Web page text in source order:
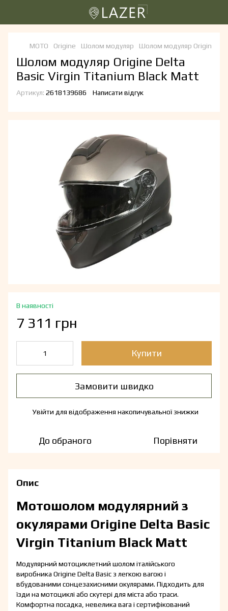
МОТО Origine Шолом модуляр Шолом модуляр Origin
Шолом модуляр Origine Delta
Basic Virgin Titanium Black Matt
Артикул: 2618139686 Написати відгук
В наявності
7 311 грн
Купити
Замовити швидко
Увійти для відображення накопичувальної знижки
До обраного Порівняти
Опис
Мотошолом модулярний з
окулярами Origine Delta Basic
Virgin Titanium Black Matt
Модулярний мотоциклетний шолом італійського
виробника Origine Delta Basic з легкою вагою і
вбудованими сонцезахисними окулярами. Підходить для
їзди на мотоциклі або скутері для міста або траси.
Комфортна посадка, невелика вага і сертифікований